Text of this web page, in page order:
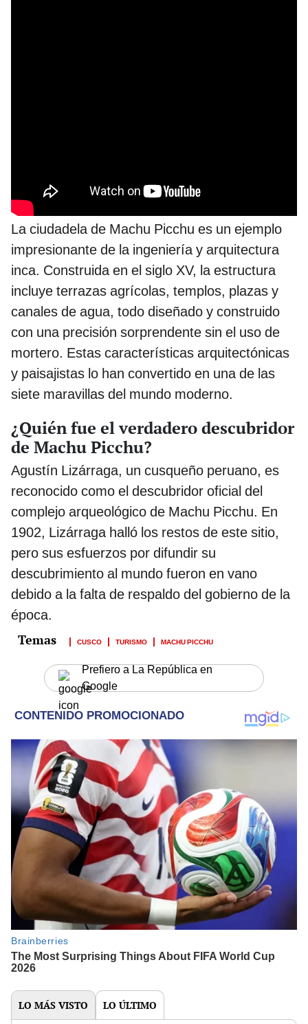
La ciudadela de Machu Picchu es un ejemplo
impresionante de la ingeniería y arquitectura
inca. Construida en el siglo XV, la estructura
incluye terrazas agrícolas, templos, plazas y
canales de agua, todo diseñado y construido
con una precisión sorprendente sin el uso de
mortero. Estas características arquitectónicas
y paisajistas lo han convertido en una de las
siete maravillas del mundo moderno.
¿Quién fue el verdadero descubridor
de Machu Picchu?
Agustín Lizárraga, un cusqueño peruano, es
reconocido como el descubridor oficial del
complejo arqueológico de Machu Picchu. En
1902, Lizárraga halló los restos de este sitio,
pero sus esfuerzos por difundir su
descubrimiento al mundo fueron en vano
debido a la falta de respaldo del gobierno de la
época.
CUSCO TURISMO MACHU PICCHU
Prefiero a La República en
Google
LO MÁS VISTO LO ÚLTIMO